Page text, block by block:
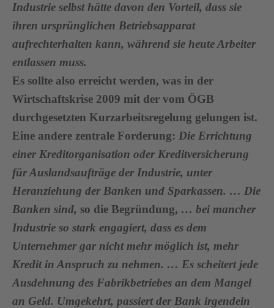
Industrie selbst hätte davon den Vorteil, dass sie
ihren ursprünglichen Betriebsapparat
aufrechterhalten kann, während sie heute Arbeiter
entlassen muss.
Es sollte also erreicht werden, was in der
Wirtschaftskrise 2009 mit der vom ÖGB
durchgesetzten Kurzarbeitsregelung gelungen ist.
Eine andere zentrale Forderung: Die Errichtung
einer Kreditorganisation oder Kreditversicherung
für Auslandsaufträge der Industrie, unter
Heranziehung der Banken und Sparkassen. … Die
Banken sind, so die Begründung, … bei mancher
Industrie so stark engagiert, dass es dem
Unternehmer gar nicht mehr möglich ist, mehr
Kredit in Anspruch zu nehmen. … Es scheitert jede
Ausdehnung des Fabrikbetriebes an dem Mangel
an Geld. Umgekehrt, passiert der Bank irgendein